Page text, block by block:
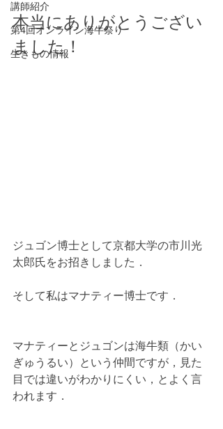
講師紹介
第4回オンライン海牛祭り
生きもの情報
本当にありがとうござい
ました！
ジュゴン博士として京都大学の市川光
太郎氏をお招きしました．
そして私はマナティー博士です．
マナティーとジュゴンは海牛類（かい
ぎゅうるい）という仲間ですが，見た
目では違いがわかりにくい，とよく言
われます．